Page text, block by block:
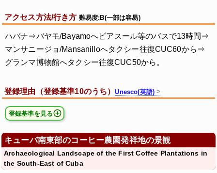
アクセス方法/行き方 難易度:B(一部は容易)
ハバナ⇒バヤモ/Bayamoへビアスール等のバスで13時間⇒
マンサニージョ/Mansanilloへタクシー往復CUC60から⇒
グランマ博物館へタクシー往復CUC50から。
登録理由（登録基準10のうち）Unesco(英語)
登録基準を見る
キューバ南東部のコーヒー農園発祥地の景観
Archaeological Landscape of the First Coffee Plantations in
the South-East of Cuba